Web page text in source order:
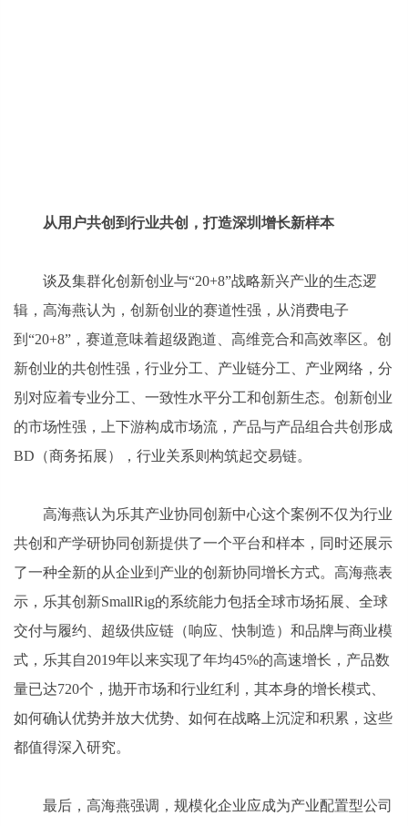
从用户共创到行业共创，打造深圳增长新样本
谈及集群化创新创业与“20+8”战略新兴产业的生态逻
辑，高海燕认为，创新创业的赛道性强，从消费电子
到“20+8”，赛道意味着超级跑道、高维竞合和高效率区。创
新创业的共创性强，行业分工、产业链分工、产业网络，分
别对应着专业分工、一致性水平分工和创新生态。创新创业
的市场性强，上下游构成市场流，产品与产品组合共创形成
BD（商务拓展），行业关系则构筑起交易链。
高海燕认为乐其产业协同创新中心这个案例不仅为行业
共创和产学研协同创新提供了一个平台和样本，同时还展示
了一种全新的从企业到产业的创新协同增长方式。高海燕表
示，乐其创新SmallRig的系统能力包括全球市场拓展、全球
交付与履约、超级供应链（响应、快制造）和品牌与商业模
式，乐其自2019年以来实现了年均45%的高速增长，产品数
量已达720个，抛开市场和行业红利，其本身的增长模式、
如何确认优势并放大优势、如何在战略上沉淀和积累，这些
都值得深入研究。
最后，高海燕强调，规模化企业应成为产业配置型公司